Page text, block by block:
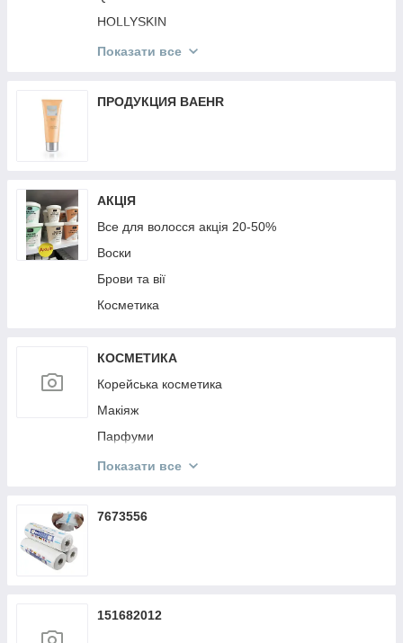
HOLLYSKIN
Mr.SCRUBBER
Victoria's Secret
Top Beauty
Показати все
ПРОДУКЦИЯ BAEHR
АКЦІЯ
Все для волосся акція 20-50%
Воски
Брови та вії
Косметика
КОСМЕТИКА
Корейська косметика
Макіяж
Парфуми
Кисти Make Up
Показати все
7673556
151682012